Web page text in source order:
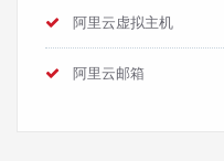
阿里云虚拟主机
阿里云邮箱